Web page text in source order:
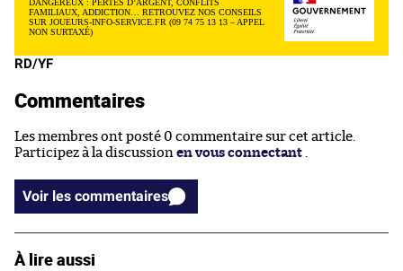
DANGEREUX : PERTES D’ARGENT, CONFLITS
FAMILIAUX, ADDICTION… RETROUVEZ NOS CONSEILS
SUR JOUEURS-INFO-SERVICE.FR (09 74 75 13 13 – APPEL
NON SURTAXÉ)
RD/YF
Commentaires
Les membres ont posté 0 commentaire sur cet article.
Participez à la discussion en vous connectant
Voir les commentaires
À lire aussi